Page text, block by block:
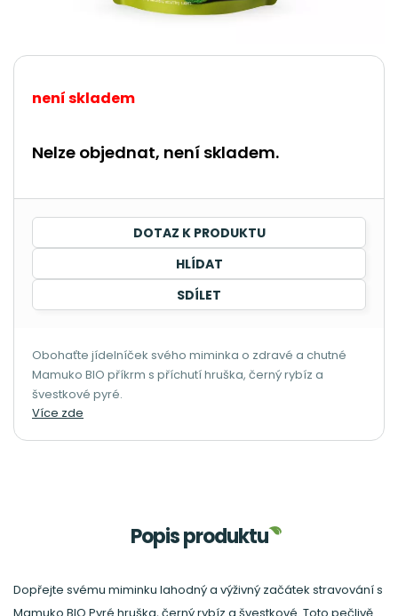
není skladem
Nelze objednat, není skladem.
DOTAZ K PRODUKTU
HLÍDAT
SDÍLET
Obohaťte jídelníček svého miminka o zdravé a chutné
Mamuko BIO příkrm s příchutí hruška, černý rybíz a
švestkové pyré.
Více zde
Popis produktu
Dopřejte svému miminku lahodný a výživný začátek stravování s